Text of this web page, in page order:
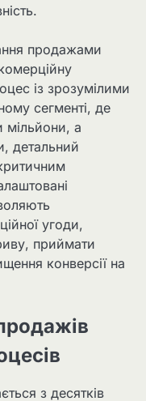
продажами
із зрозумілими
сегменті, де
мільйони, а
детальний
угоди,
приймати
конверсії на
з десятків